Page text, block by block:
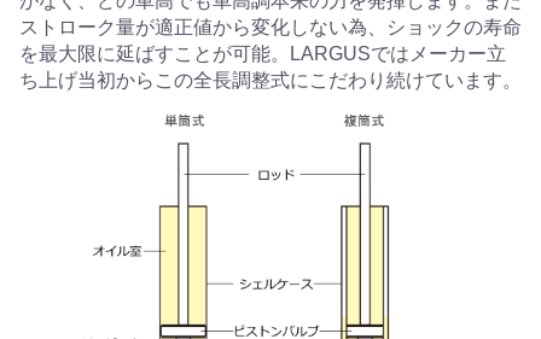
ストローク量が適正値から変化しない為、ショックの寿命
を最大限に延ばすことが可能。LARGUSではメーカー立
ち上げ当初からこの全長調整式にこだわり続けています。